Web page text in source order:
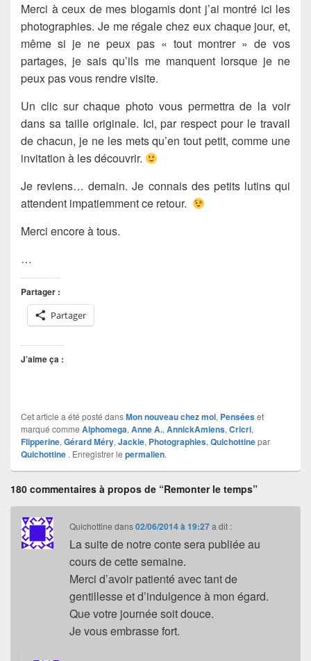
Merci à ceux de mes blogamis dont j’ai montré ici les
photographies. Je me régale chez eux chaque jour, et,
même si je ne peux pas « tout montrer » de vos
partages, je sais qu’ils me manquent lorsque je ne
peux pas vous rendre visite.
Un clic sur chaque photo vous permettra de la voir
dans sa taille originale. Ici, par respect pour le travail
de chacun, je ne les mets qu’en tout petit, comme une
invitation à les découvrir.
Je reviens… demain. Je connais des petits lutins qui
attendent impatiemment ce retour.
Merci encore à tous.
…
Partager :
Partager
J’aime ça :
Cet article a été posté dansMon nouveau chez moi, Penséeset
marqué comme Alphomega,Anne A.,AnnickAmiens,Cricri,
Flipperine,Gérard Méry,Jackie, Photographies,Quichottinepar
Quichottine . Enregistrer le permalien.
180 commentaires à propos de “Remonter le temps”
Quichottine dans02/06/2014 à 19:27 a dit :
La suite de notre conte sera publiée au
cours de cette semaine.
Merci d’avoir patienté avec tant de
gentillesse et d’indulgence à mon égard.
Que votre journée soit douce.
Je vous embrasse fort.